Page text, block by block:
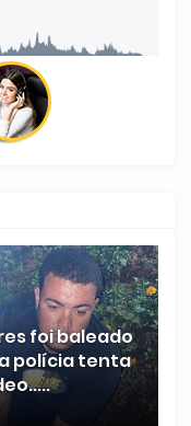
foi baleado
polícia tenta